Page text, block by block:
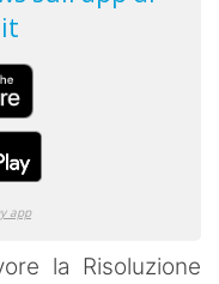
la Risoluzione